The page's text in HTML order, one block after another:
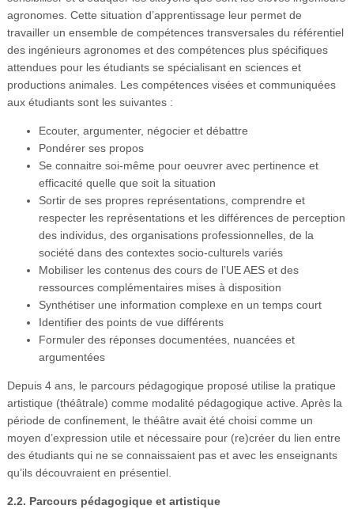
agronomes. Cette situation d’apprentissage leur permet de
travailler un ensemble de compétences transversales du référentiel
des ingénieurs agronomes et des compétences plus spécifiques
attendues pour les étudiants se spécialisant en sciences et
productions animales. Les compétences visées et communiquées
aux étudiants sont les suivantes :
Ecouter, argumenter, négocier et débattre
Pondérer ses propos
Se connaitre soi-même pour oeuvrer avec pertinence et
efficacité quelle que soit la situation
Sortir de ses propres représentations, comprendre et
respecter les représentations et les différences de perception
des individus, des organisations professionnelles, de la
société dans des contextes socio-culturels variés
Mobiliser les contenus des cours de l’UE AES et des
ressources complémentaires mises à disposition
Synthétiser une information complexe en un temps court
Identifier des points de vue différents
Formuler des réponses documentées, nuancées et
argumentées
Depuis 4 ans, le parcours pédagogique proposé utilise la pratique
artistique (théâtrale) comme modalité pédagogique active. Après la
période de confinement, le théâtre avait été choisi comme un
moyen d’expression utile et nécessaire pour (re)créer du lien entre
des étudiants qui ne se connaissaient pas et avec les enseignants
qu’ils découvraient en présentiel.
2.2. Parcours pédagogique et artistique